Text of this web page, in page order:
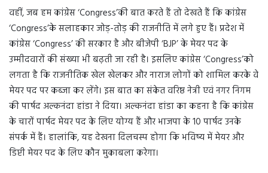
वहीं, जब हम कांग्रेस ‘Congress’की बात करते हैं तो देखते हैं कि कांग्रेस
‘Congress’के सलाहकार जोड़-तोड़ की राजनीति में लगे हुए हैं। प्रदेश में
कांग्रेस ‘Congress’ की सरकार है और बीजेपी ‘BJP’ के मेयर पद के
उम्मीदवारों की संख्या भी बढ़ती जा रही है। इसलिए कांग्रेस ‘Congress’को
लगता है कि राजनीतिक खेल खेलकर और नाराज लोगों को शामिल करके वे
मेयर पद पर कब्जा कर लेंगे। इस बात का संकेत वरिष्ठ नेत्री एवं नगर निगम
की पार्षद अल्कनंदा हांडा ने दिया। अल्कनंदा हांडा का कहना है कि कांग्रेस
के चारों पार्षद मेयर पद के लिए योग्य हैं और भाजपा के 10 पार्षद उनके
संपर्क में हैं। हालांकि, यह देखना दिलचस्प होगा कि भविष्य में मेयर और
डिप्टी मेयर पद के लिए कौन मुकाबला करेगा।